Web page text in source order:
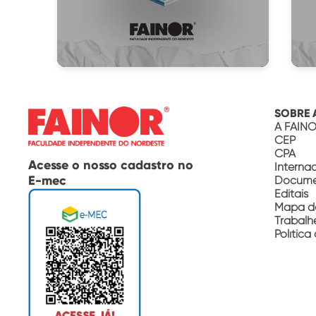
Baixe grátis
Acesse o nosso cadastro no
E-mec
SOBRE
A
CEP
CPA
Editais
Mapa
Política